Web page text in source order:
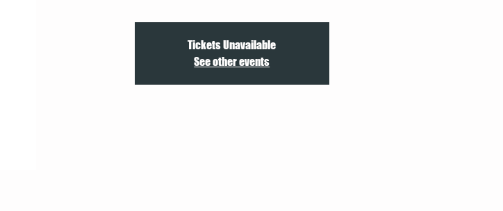
Tickets Unavailable
See other events